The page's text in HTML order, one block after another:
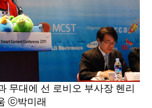
무대에 선 로비오 부사장 헨리
ⓒ박미래